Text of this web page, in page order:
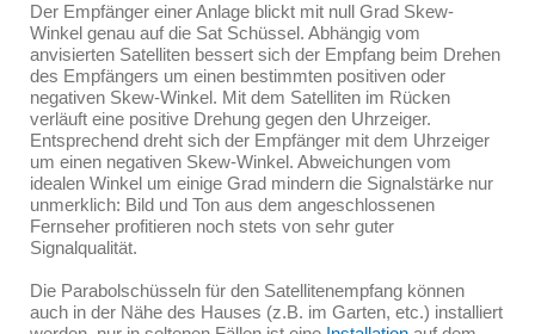
Der Empfänger einer Anlage blickt mit null Grad Skew-
Winkel genau auf die Sat Schüssel. Abhängig vom
anvisierten Satelliten bessert sich der Empfang beim Drehen
des Empfängers um einen bestimmten positiven oder
negativen Skew-Winkel. Mit dem Satelliten im Rücken
verläuft eine positive Drehung gegen den Uhrzeiger.
Entsprechend dreht sich der Empfänger mit dem Uhrzeiger
um einen negativen Skew-Winkel. Abweichungen vom
idealen Winkel um einige Grad mindern die Signalstärke nur
unmerklich: Bild und Ton aus dem angeschlossenen
Fernseher profitieren noch stets von sehr guter
Signalqualität.
Die Parabolschüsseln für den Satellitenempfang können
auch in der Nähe des Hauses (z.B. im Garten, etc.) installiert